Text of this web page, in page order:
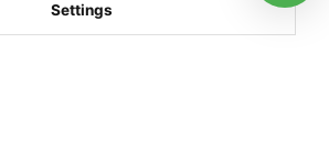
Settings